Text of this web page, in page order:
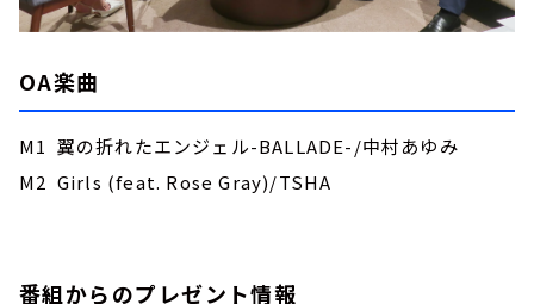
OA楽曲
M1 翼の折れたエンジェル-BALLADE-/中村あゆみ
M2 Girls (feat. Rose Gray)/TSHA
番組からのプレゼント情報